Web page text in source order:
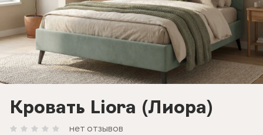
Кровать Liora (Лиора)
нет отзывов